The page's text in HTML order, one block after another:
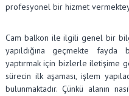
profesyonel bir hizmet
Cam balkon ile ilgili genel bir
yapıldığına geçmekte fayda
yaptırmak için bizlerle iletişime
sürecin ilk aşaması, işlem
bulunmaktadır. Çünkü alanın